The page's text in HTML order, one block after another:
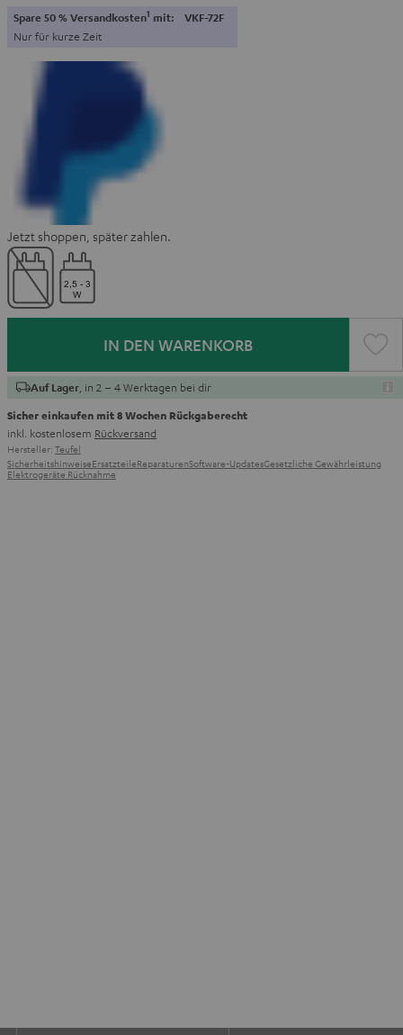
Spare 50 % Versandkosten1 mit: VKF-72F
Nur für kurze Zeit
Jetzt shoppen, später zahlen.
IN DEN WARENKORB
Auf Lager , in 2 – 4 Werktagen bei dir
Sicher einkaufen mit 8 Wochen Rückgaberecht
inkl. kostenlosem Rückversand
Hersteller: Teufel
SicherheitshinweiseErsatzteileReparaturenSoftware-UpdatesGesetzliche Gewährleistung
Elektrogeräte Rücknahme